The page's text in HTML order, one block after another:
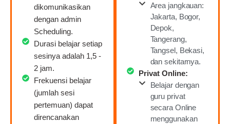
dikomunikasikan
dengan admin
Scheduling.
Durasi belajar setiap
sesinya adalah 1,5 -
2 jam.
Frekuensi belajar
(jumlah sesi
pertemuan) dapat
direncanakan
Area jangkauan:
Jakarta, Bogor,
Depok,
Tangerang,
Tangsel, Bekasi,
dan sekitarnya.
Privat Online:
Belajar dengan
guru privat
secara Online
menggunakan